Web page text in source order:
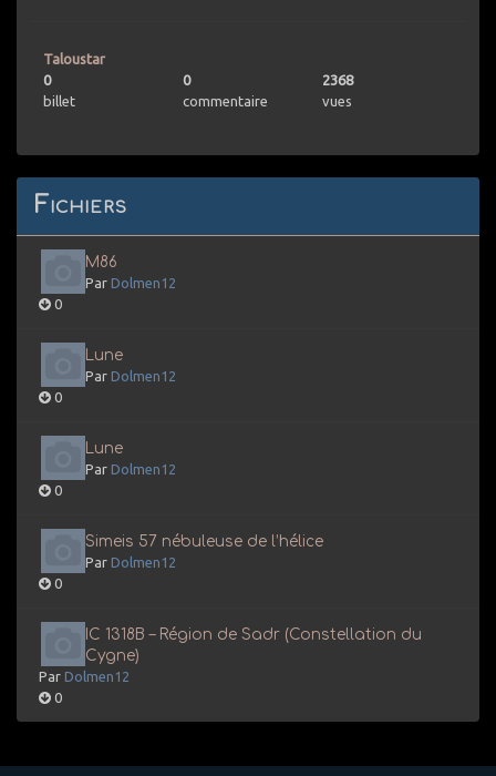
Taloustar
0
billet
0
commentaire
2368
vues
Fichiers
M86
Par Dolmen12
0
Lune
Par Dolmen12
0
Lune
Par Dolmen12
0
Simeis 57 nébuleuse de l’hélice
Par Dolmen12
0
IC 1318B – Région de Sadr (Constellation du
Cygne)
Par Dolmen12
0